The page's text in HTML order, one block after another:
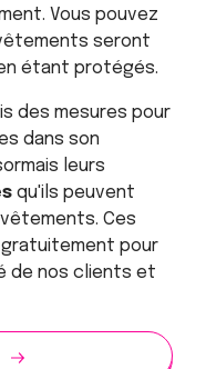
Vous pouvez
seront
étant protégés.
des mesures pour
dans son
leurs
qu'ils peuvent
Ces
pour
de nos clients et